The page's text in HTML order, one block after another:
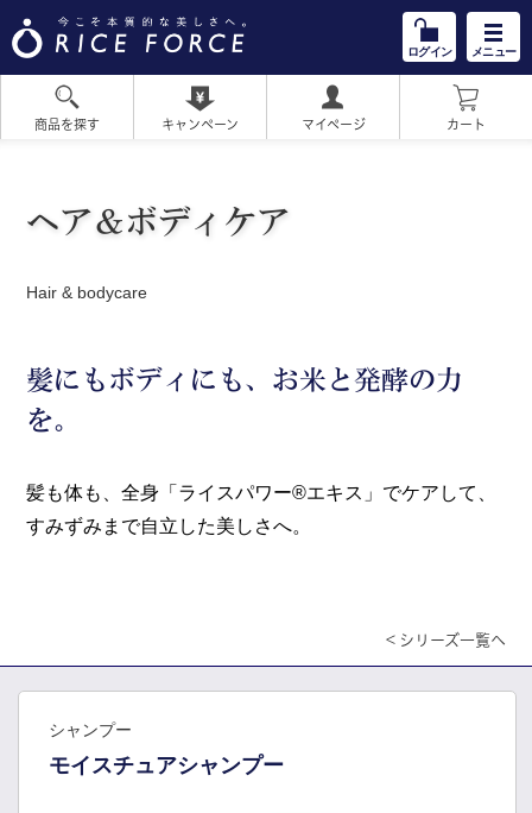
ログイン メニュー
商品を探す キャンペーン マイページ カート
ヘア＆ボディケア
Hair & bodycare
髪にもボディにも、お米と発酵の力
を。
髪も体も、全身「ライスパワー®エキス」でケアして、
すみずみまで自立した美しさへ。
< シリーズ一覧へ
シャンプー
モイスチュアシャンプー